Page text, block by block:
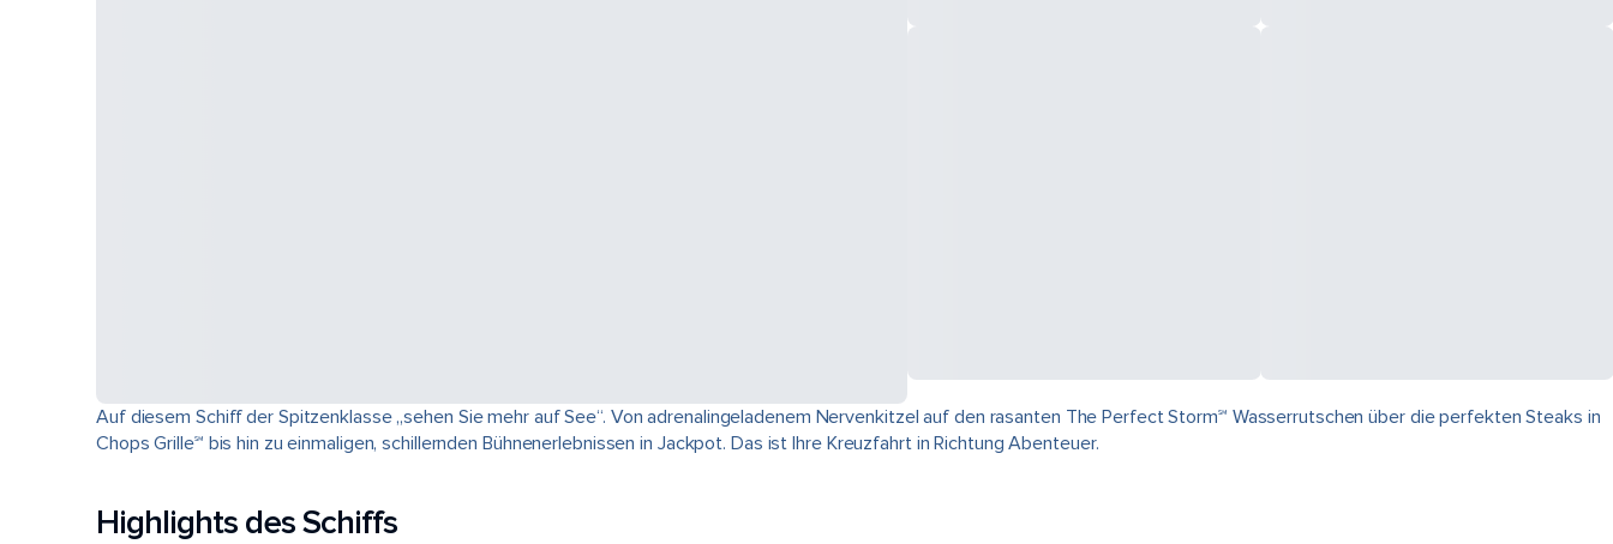
Auf diesem Schiff der Spitzenklasse „sehen Sie mehr auf See“. Von adrenalingeladenem Nervenkitzel auf den rasanten The Perfect Storm℠ Wasserrutschen über die perfekten Steaks in
Chops Grille℠ bis hin zu einmaligen, schillernden Bühnenerlebnissen in Jackpot. Das ist Ihre Kreuzfahrt in Richtung Abenteuer.
Highlights des Schiffs